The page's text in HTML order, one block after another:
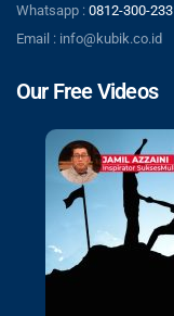
Whatsapp : 0812-300-233
Email : info@kubik.co.id
Our Free Videos